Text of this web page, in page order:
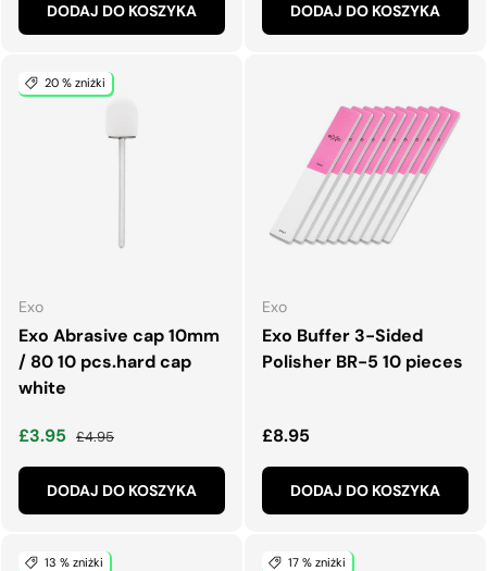
DODAJ DO KOSZYKA DODAJ DO KOSZYKA
20 % zniżki
Exo
Exo Abrasive cap 10mm
/ 80 10 pcs.hard cap
white
Cena wyprzedaży
£3.95 Normalna cena
£4.95
DODAJ DO KOSZYKA
Exo
Exo Buffer 3-Sided
Polisher BR-5 10 pieces
Normalna cena
£8.95
DODAJ DO KOSZYKA
13 % zniżki 17 % zniżki